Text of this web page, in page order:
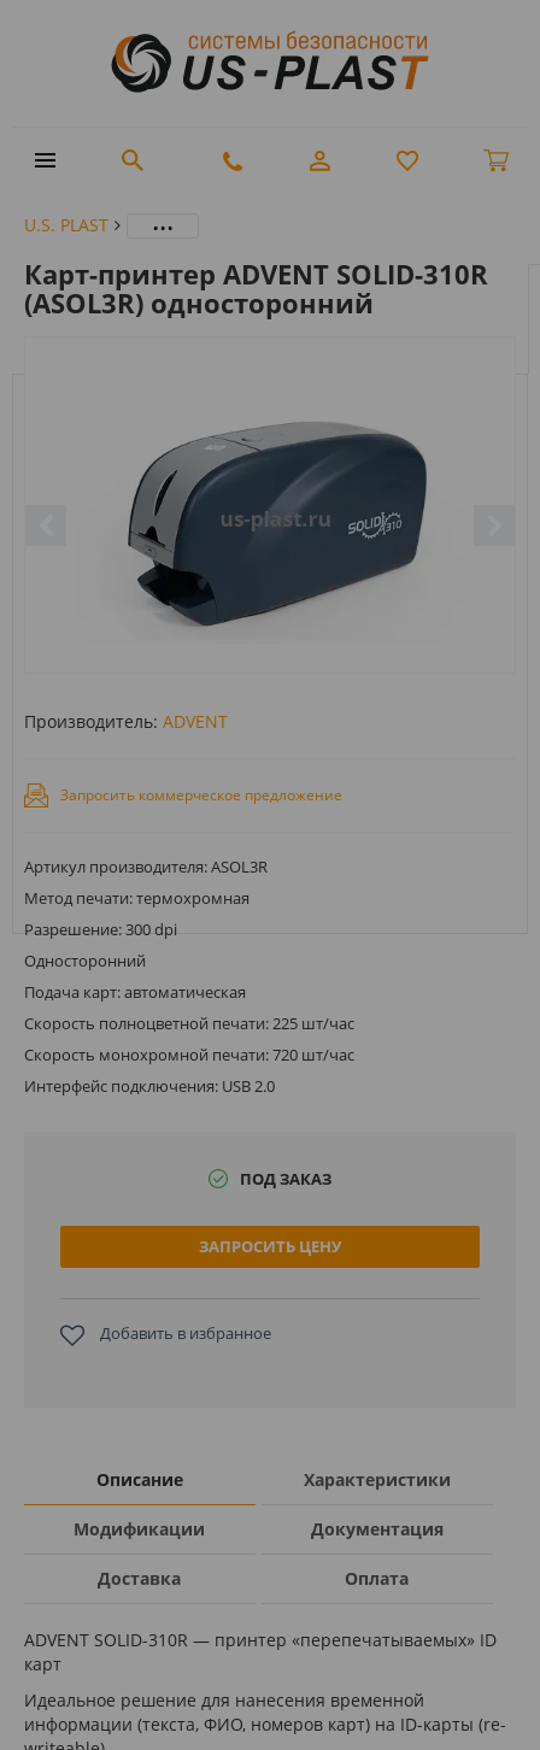
U.S. PLAST ...
Карт-принтер ADVENT SOLID-310R
(ASOL3R) односторонний
Производитель: ADVENT
Запросить коммерческое предложение
Артикул производителя: ASOL3R
Метод печати: термохромная
Разрешение: 300 dpi
Односторонний
Подача карт: автоматическая
Скорость полноцветной печати: 225 шт/час
Скорость монохромной печати: 720 шт/час
Интерфейс подключения: USB 2.0
ПОД ЗАКАЗ
ЗАПРОСИТЬ ЦЕНУ
Добавить в избранное
Описание Характеристики
Модификации Документация
Доставка Оплата
ADVENT SOLID-310R — принтер «перепечатываемых» ID
карт
Идеальное решение для нанесения временной
информации (текста, ФИО, номеров карт) на ID-карты (re-